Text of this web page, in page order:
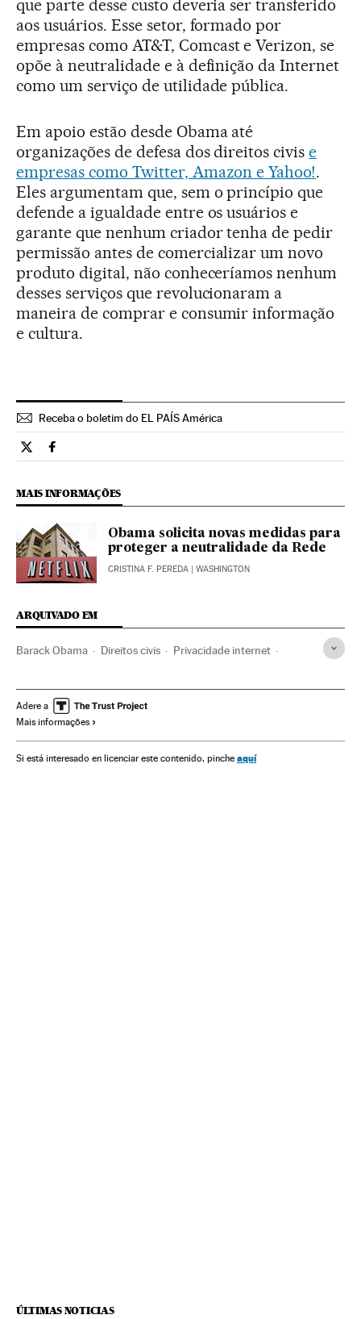
que parte desse custo deveria ser transferido
aos usuários. Esse setor, formado por
empresas como AT&T, Comcast e Verizon, se
opõe à neutralidade e à definição da Internet
como um serviço de utilidade pública.
Em apoio estão desde Obama até
organizações de defesa dos direitos civise
empresas como Twitter, Amazon e Yahoo!.
Eles argumentam que, sem o princípio que
defende a igualdade entre os usuários e
garante que nenhum criador tenha de pedir
permissão antes de comercializar um novo
produto digital, não conheceríamos nenhum
desses serviços que revolucionaram a
maneira de comprar e consumir informação
e cultura.
Receba o boletim do EL PAÍS América
Tecnologia El País Brasil en Twitter
Tecnologia El País Brasil en Facebook
MAIS INFORMAÇÕES
Obama solicita novas medidas para
proteger a neutralidade da Rede
CRISTINA F. PEREDA | WASHINGTON
ARQUIVADO EM
Barack Obama Direitos civis Privacidade internet
Internet América do Norte
Comunicações Sociedade
Adere a
Mais informações
Si está interesado en licenciar este contenido, pinche aquí
ÚLTIMAS NOTICIAS